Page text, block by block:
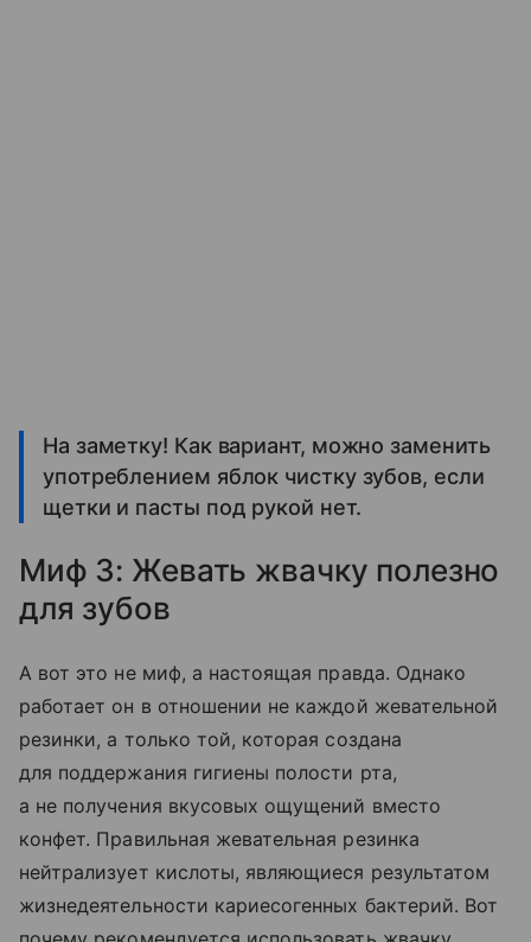
На заметку! Как вариант, можно заменить
употреблением яблок чистку зубов, если
щетки и пасты под рукой нет.
Миф 3: Жевать жвачку полезно
для зубов
А вот это не миф, а настоящая правда. Однако
работает он в отношении не каждой жевательной
резинки, а только той, которая создана
для поддержания гигиены полости рта,
а не получения вкусовых ощущений вместо
конфет. Правильная жевательная резинка
нейтрализует кислоты, являющиеся результатом
жизнедеятельности кариесогенных бактерий. Вот